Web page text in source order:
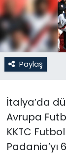
Paylaş
İtalya’da
Avrupa
KKTC
Magazin
Moda
Nöbetçi
Politika
SAĞLIK